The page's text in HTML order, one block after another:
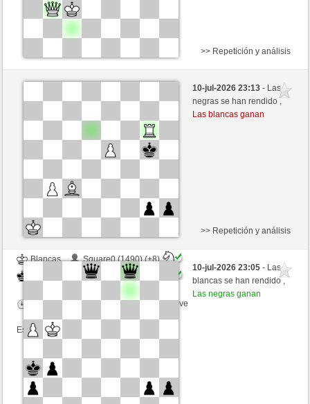
Blancas
Alkanoid (1525) (+6)
Tiempo: 5 minutes/side + 3 seconds/move
Esta partida es por puntos
>> Repetición y análisis
10-jul-2026 23:13- Las
negras se han rendido ,
Las blancas ganan
Blancas
Square0 (1490) (+8)
Picchio73 (1291) (-8)
Tiempo: 5 minutes/side + 8 seconds/move
Esta partida es por puntos
>> Repetición y análisis
10-jul-2026 23:05- Las
blancas se han rendido ,
Las negras ganan